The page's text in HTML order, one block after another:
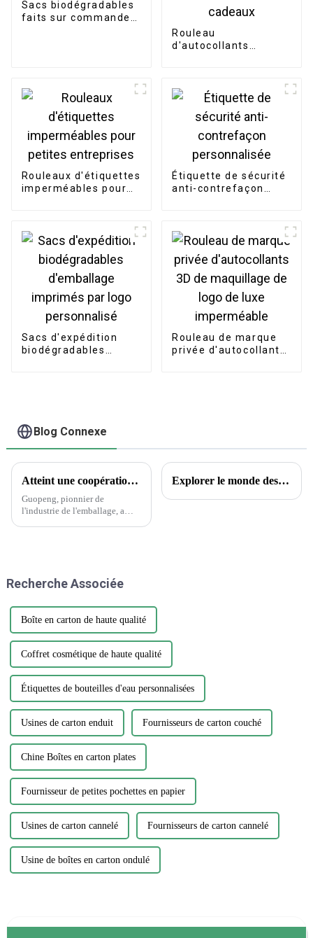
Sacs biodégradables
faits sur commande
Rouleau
d'autocollants
décoratives givrées à
paillettes rouges pour
scellage de cadeaux
Rouleaux d'étiquettes
imperméables pour
Étiquette de sécurité
anti-contrefaçon
Sacs d'expédition
biodégradables
Rouleau de marque
privée d'autocollants
Blog Connexe
Atteint une coopération historique avec Wanglaoji
Guopeng, pionnier de
l'industrie de l'emballage, a
l'entreprise envers...
Explorer le monde des tatouages ​​temporaires : aperçus encrés et questions courantes
Recherche Associée
Boîte en carton de haute qualité
Coffret cosmétique de haute qualité
Étiquettes de bouteilles d'eau personnalisées
Usines de carton enduit Fournisseurs de carton couché
Chine Boîtes en carton plates
Fournisseur de petites pochettes en papier
Usines de carton cannelé Fournisseurs de carton cannelé
Usine de boîtes en carton ondulé